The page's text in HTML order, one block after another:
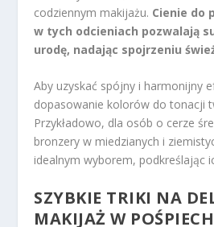
codziennym makijażu. Cienie do
w tych odcieniach pozwalają
urodę, nadając spojrzeniu
Aby uzyskać spójny i harmonijny
dopasowanie kolorów do tonacji
Przykładowo, dla osób o cerze
bronzery w miedzianych i
idealnym wyborem, podkreślając
SZYBKIE TRIKI NA
MAKIJAŻ W